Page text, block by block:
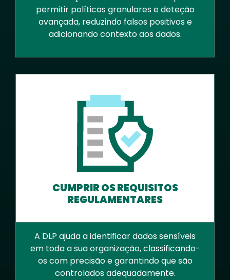
permitir políticas granulares e deteção
avançada, reduzindo falsos positivos e
adicionando contexto aos dados.
CUMPRIR OS REQUISITOS
REGULAMENTARES
A DLP ajuda a identificar dados sensíveis
em toda a sua organização, classificando-
os com precisão e garantindo que são
controlados adequadamente.